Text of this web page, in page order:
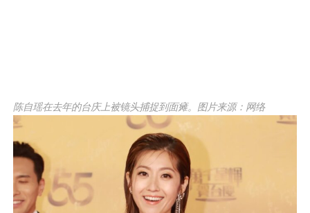
陈自瑶在去年的台庆上被镜头捕捉到面瘫。图片来源：网络